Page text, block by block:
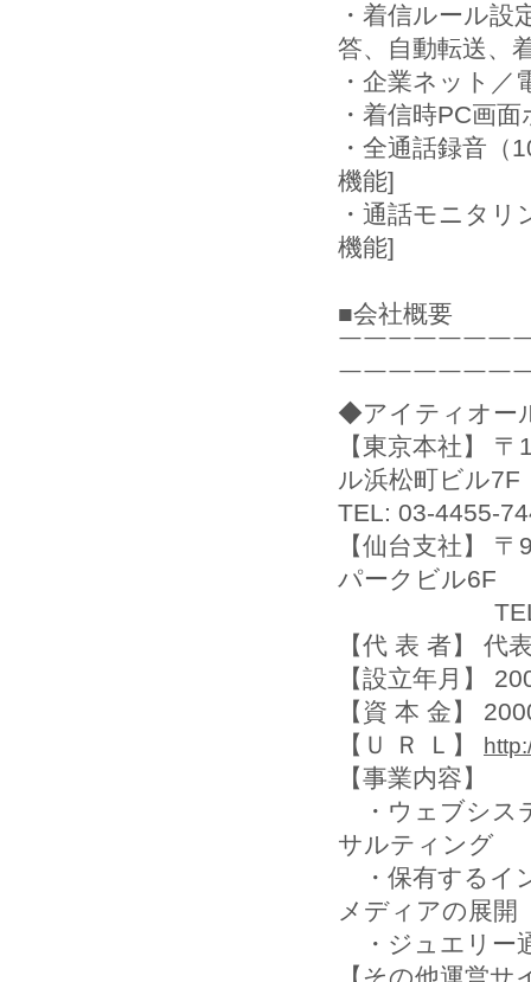
・着信ルール設
答、自動転送、
・企業ネット／
・着信時PC画
・全通話録音
機能]
・通話モニタ
機能]
■会社概要
￣￣￣￣￣￣￣
￣￣￣￣￣￣￣
◆アイティオー
【東京本社】
ル浜松町ビル7F
TEL: 03-4455-
【仙台支社】
パークビル6F
TEL: 本社
【代 表 者】
【設立年月】
【資 本 金】
【Ｕ Ｒ Ｌ】
【事業内容】
・ウェブシス
サルティング
・保有するイ
メディアの展開
・ジュエリー